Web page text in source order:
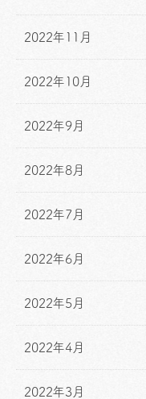
2022年11月
2022年10月
2022年9月
2022年8月
2022年7月
2022年6月
2022年5月
2022年4月
2022年3月